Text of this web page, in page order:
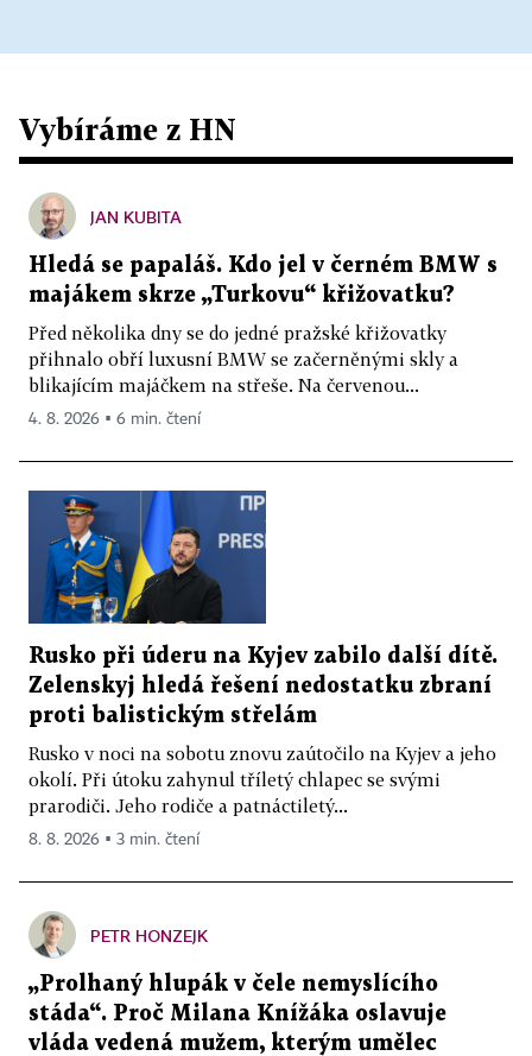
Vybíráme z HN
JAN KUBITA
Hledá se papaláš. Kdo jel v černém BMW s
majákem skrze „Turkovu“ křižovatku?
Před několika dny se do jedné pražské křižovatky
přihnalo obří luxusní BMW se začerněnými skly a
blikajícím majáčkem na střeše. Na červenou...
4. 8. 2026 ▪ 6 min. čtení
Rusko při úderu na Kyjev zabilo další dítě.
Zelenskyj hledá řešení nedostatku zbraní
proti balistickým střelám
Rusko v noci na sobotu znovu zaútočilo na Kyjev a jeho
okolí. Při útoku zahynul tříletý chlapec se svými
prarodiči. Jeho rodiče a patnáctiletý...
8. 8. 2026 ▪ 3 min. čtení
PETR HONZEJK
„Prolhaný hlupák v čele nemyslícího
stáda“. Proč Milana Knížáka oslavuje
vláda vedená mužem, kterým umělec